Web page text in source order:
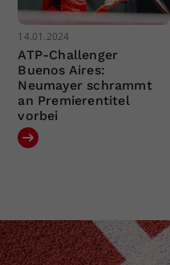
14.01.2024
ATP-Challenger
Buenos Aires:
Neumayer schrammt
an Premierentitel
vorbei